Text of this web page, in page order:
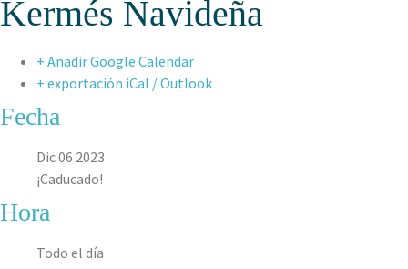
Kermés Navideña
+ Añadir Google Calendar
+ exportación iCal / Outlook
Fecha
Dic 06 2023
¡Caducado!
Hora
Todo el día